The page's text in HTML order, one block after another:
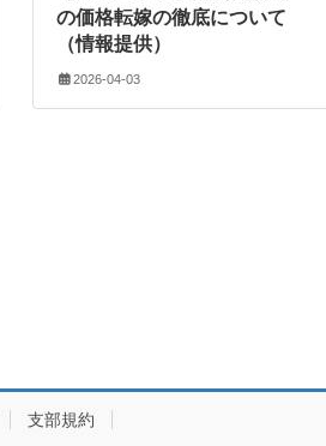
の価格転嫁の徹底について
（情報提供）
2026-04-03
支部規約